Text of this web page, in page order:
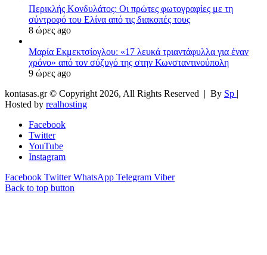
Περικλής Κονδυλάτος: Οι πρώτες φωτογραφίες με τη
σύντροφό του Ελίνα από τις διακοπές τους
8 ώρες ago
Μαρία Εκμεκτσίογλου: «17 λευκά τριαντάφυλλα για έναν
χρόνο» από τον σύζυγό της στην Κωνσταντινούπολη
9 ώρες ago
kontasas.gr © Copyright 2026, All Rights Reserved | By Sp |
Hosted by realhosting
Facebook
Twitter
YouTube
Instagram
Facebook Twitter WhatsApp Telegram Viber
Back to top button